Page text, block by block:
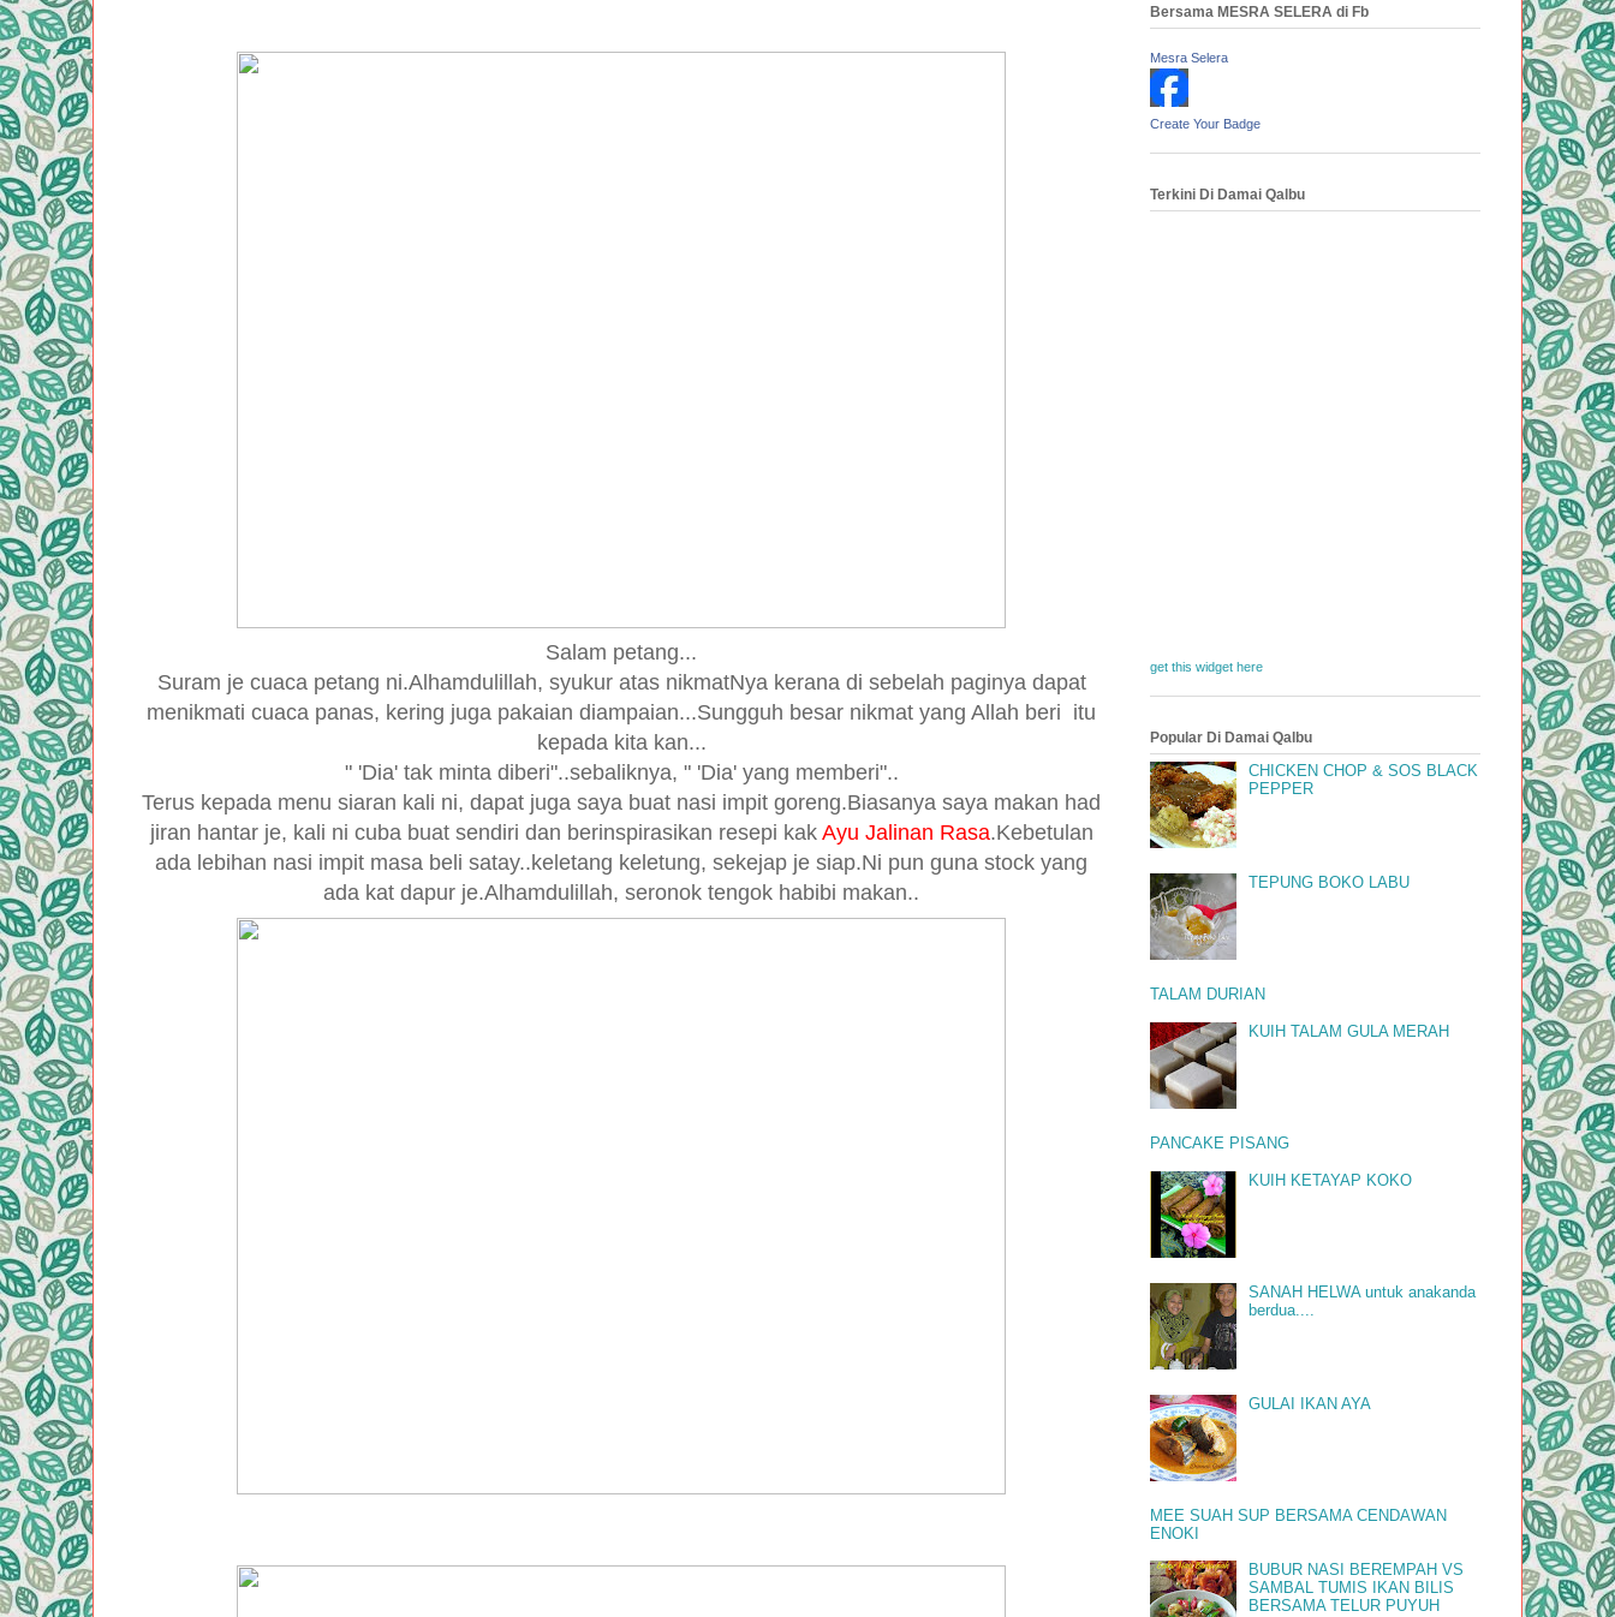
Salam petang...
Suram je cuaca petang ni.Alhamdulillah, syukur atas nikmatNya kerana di sebelah paginya dapat
menikmati cuaca panas, kering juga pakaian diampaian...Sungguh besar nikmat yang Allah beri itu
kepada kita kan...
" 'Dia' tak minta diberi"..sebaliknya, " 'Dia' yang memberi"..
Terus kepada menu siaran kali ni, dapat juga saya buat nasi impit goreng.Biasanya saya makan had
jiran hantar je, kali ni cuba buat sendiri dan berinspirasikan resepi kak Ayu Jalinan Rasa.Kebetulan
ada lebihan nasi impit masa beli satay..keletang keletung, sekejap je siap.Ni pun guna stock yang
ada kat dapur je.Alhamdulillah, seronok tengok habibi makan..
Bersama MESRA SELERA di Fb
Mesra Selera
Create Your Badge
Terkini Di Damai Qalbu
get this widget here
Popular Di Damai Qalbu
CHICKEN CHOP & SOS BLACK
PEPPER
TEPUNG BOKO LABU
TALAM DURIAN
KUIH TALAM GULA MERAH
PANCAKE PISANG
KUIH KETAYAP KOKO
SANAH HELWA untuk anakanda
berdua....
GULAI IKAN AYA
MEE SUAH SUP BERSAMA CENDAWAN
ENOKI
BUBUR NASI BEREMPAH VS
SAMBAL TUMIS IKAN BILIS
BERSAMA TELUR PUYUH